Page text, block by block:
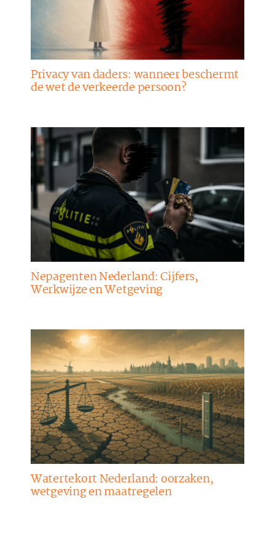
Privacy van daders: wanneer beschermt
de wet de verkeerde persoon?
Nepagenten Nederland: Cijfers,
Werkwijze en Wetgeving
Watertekort Nederland: oorzaken,
wetgeving en maatregelen